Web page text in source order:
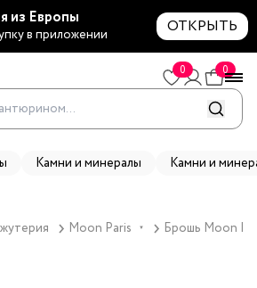
из Европы
в приложении ОТКРЫТЬ
0 0
Камни и минералы Камни и
Moon Paris ▼ Брошь Moon